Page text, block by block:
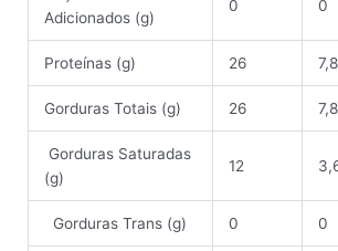
Adicionados (g)
0 0
Proteínas (g) 26 7,8
Gorduras Totais (g) 26 7,8
Gorduras Saturadas
(g)
12
Gorduras Trans (g) 0 0